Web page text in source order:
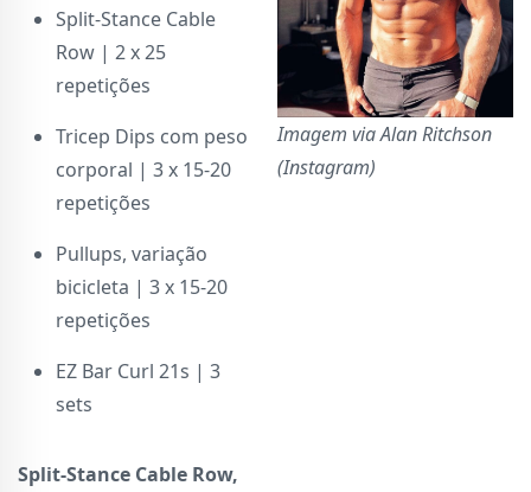
Split-Stance Cable
Row | 2 x 25
repetições
Tricep Dips com peso
corporal | 3 x 15-20
repetições
Pullups, variação
bicicleta | 3 x 15-20
repetições
EZ Bar Curl 21s | 3
sets
Split-Stance Cable Row,
Imagem via Alan Ritchson
(Instagram)